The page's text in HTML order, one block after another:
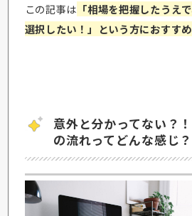
この記事は 「相場を把握したうえ
選択したい！」という方におすすめ
意外と分かってない？
の流れってどんな感じ